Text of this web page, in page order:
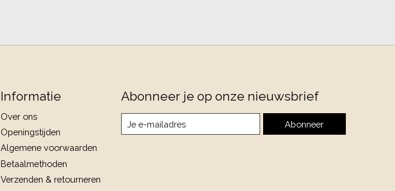
Informatie
Over ons
Openingstijden
Algemene voorwaarden
Betaalmethoden
Verzenden & retourneren
Abonneer je op onze nieuwsbrief
Abonneer